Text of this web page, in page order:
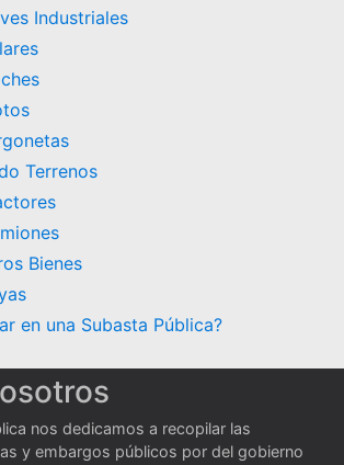
Industriales
Terrenos
Bienes
en una Subasta Pública?
nos dedicamos a recopilar las
y embargos públicos por del gobierno